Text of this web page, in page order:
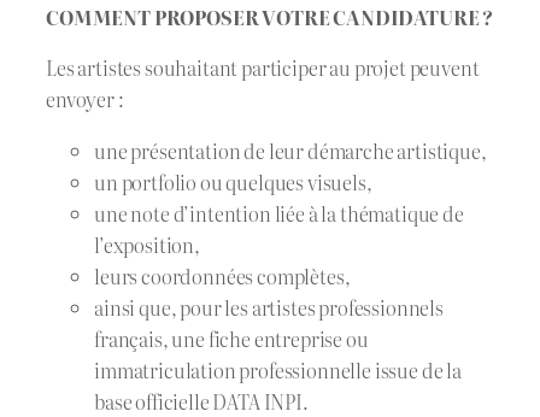
COMMENT PROPOSER VOTRE CANDIDATURE ?
Les artistes souhaitant participer au projet peuvent
envoyer :
une présentation de leur démarche artistique,
un portfolio ou quelques visuels,
une note d’intention liée à la thématique de
l’exposition,
leurs coordonnées complètes,
ainsi que, pour les artistes professionnels
français, une fiche entreprise ou
immatriculation professionnelle issue de la
base officielle DATA INPI.